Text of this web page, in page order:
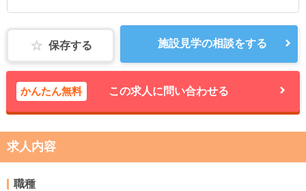
保存する 施設見学の相談をする
かんたん無料 この求人に問い合わせる
求人内容
職種